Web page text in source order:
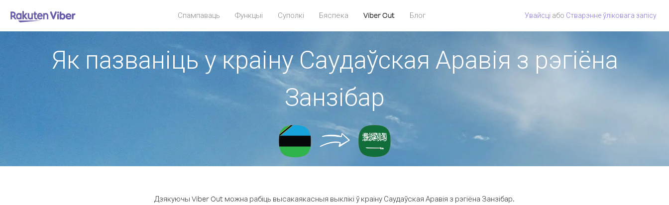
Спампаваць Функцыі Суполкі Бяспека Viber Out Блог Увайсці або Стварэнне ўліковага запісу
Як пазваніць у краіну Саудаўская Аравія з рэгіёна
Занзібар
Дзякуючы Viber Out можна рабіць высакаякасныя выклікі ў краіну Саудаўская Аравія з рэгіёна Занзібар.